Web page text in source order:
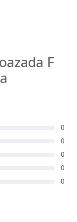
F
0
0
0
0
0